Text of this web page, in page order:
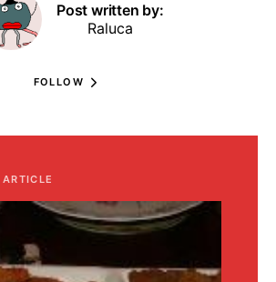
Post written by:
Raluca
FOLLOW